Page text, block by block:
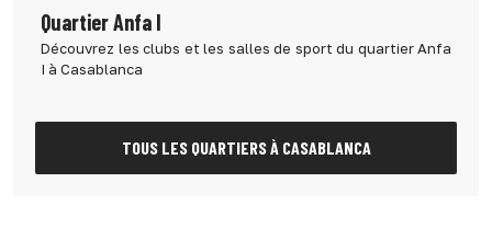
Quartier Anfa I
Découvrez les clubs et les salles de sport du quartier Anfa
I à Casablanca
TOUS LES QUARTIERS À CASABLANCA